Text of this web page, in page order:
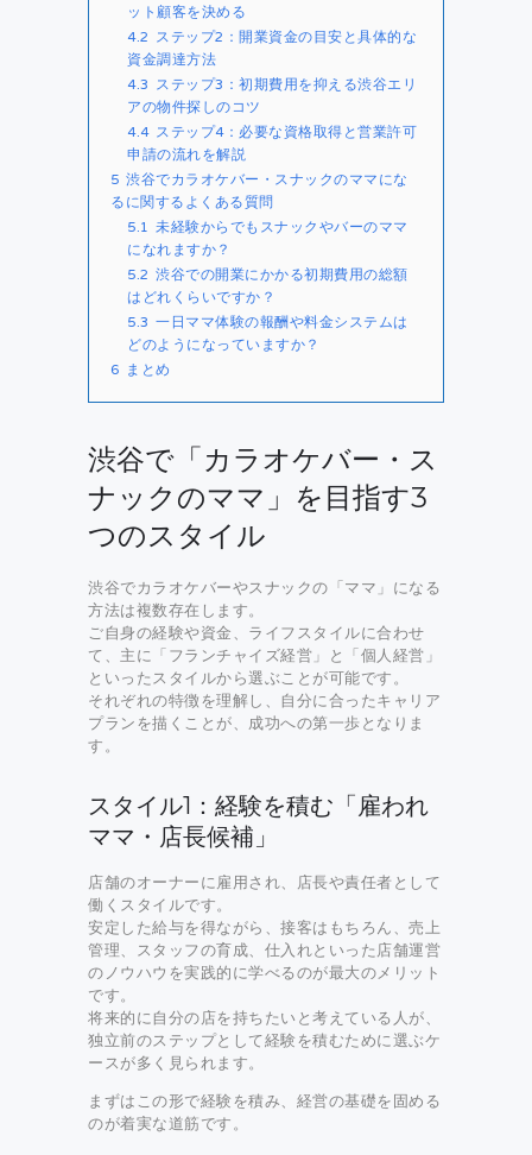
ット顧客を決める
4.2 ステップ2：開業資金の目安と具体的な
資金調達方法
4.3 ステップ3：初期費用を抑える渋谷エリ
アの物件探しのコツ
4.4 ステップ4：必要な資格取得と営業許可
申請の流れを解説
5 渋谷でカラオケバー・スナックのママにな
るに関するよくある質問
5.1 未経験からでもスナックやバーのママ
になれますか？
5.2 渋谷での開業にかかる初期費用の総額
はどれくらいですか？
5.3 一日ママ体験の報酬や料金システムは
どのようになっていますか？
6 まとめ
渋谷で「カラオケバー・ス
ナックのママ」を目指す3
つのスタイル
渋谷でカラオケバーやスナックの「ママ」になる
方法は複数存在します。
ご自身の経験や資金、ライフスタイルに合わせ
て、主に「フランチャイズ経営」と「個人経営」
といったスタイルから選ぶことが可能です。
それぞれの特徴を理解し、自分に合ったキャリア
プランを描くことが、成功への第一歩となりま
す。
スタイル1：経験を積む「雇われ
ママ・店長候補」
店舗のオーナーに雇用され、店長や責任者として
働くスタイルです。
安定した給与を得ながら、接客はもちろん、売上
管理、スタッフの育成、仕入れといった店舗運営
のノウハウを実践的に学べるのが最大のメリット
です。
将来的に自分の店を持ちたいと考えている人が、
独立前のステップとして経験を積むために選ぶケ
ースが多く見られます。
まずはこの形で経験を積み、経営の基礎を固める
のが着実な道筋です。